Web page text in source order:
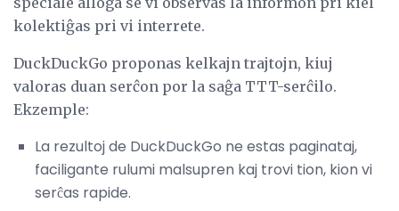
kolektiĝas pri vi interrete.
DuckDuckGo proponas kelkajn trajtojn, kiuj
valoras duan serĉon por la saĝa TTT-serĉilo.
Ekzemple:
La rezultoj de DuckDuckGo ne estas paginataj,
faciligante rulumi malsupren kaj trovi tion, kion vi
serĉas rapide.